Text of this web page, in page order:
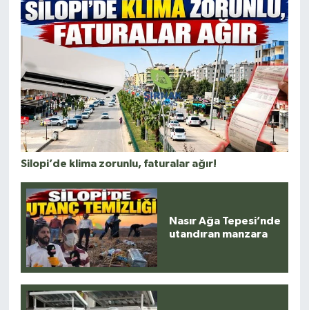
Silopi’de klima zorunlu, faturalar ağır!
Nasır Ağa Tepesi’nde
utandıran manzara